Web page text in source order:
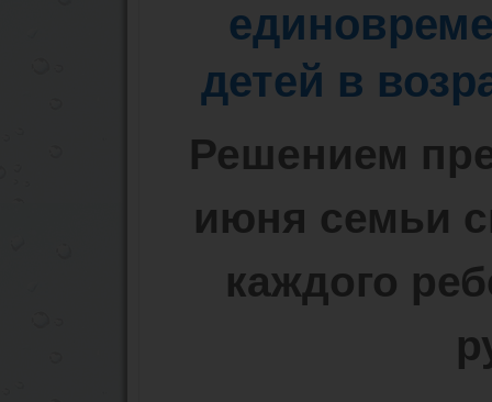
детей в
Решением
июня семьи
каждого